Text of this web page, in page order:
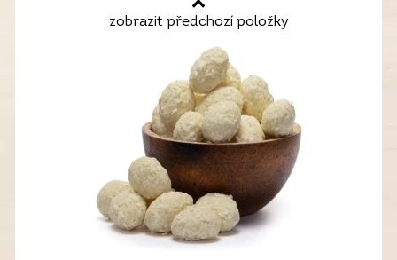
zobrazit předchozí položky